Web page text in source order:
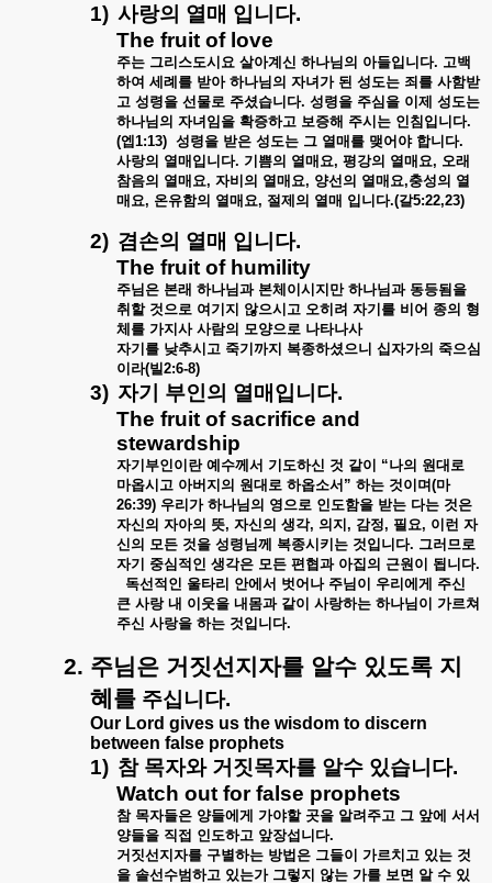
1) 사랑의 열매 입니다.
The fruit of love
주는 그리스도시요 살아계신 하나님의 아들입니다. 고백
하여 세례를 받아 하나님의 자녀가 된 성도는 죄를 사함받
고 성령을 선물로 주셨습니다. 성령을 주심을 이제 성도는
하나님의 자녀임을 확증하고 보증해 주시는 인침입니다.
(엡1:13) 성령을 받은 성도는 그 열매를 맺어야 합니다.
사랑의 열매입니다. 기쁨의 열매요, 평강의 열매요, 오래
참음의 열매요, 자비의 열매요, 양선의 열매요,충성의 열
매요, 온유함의 열매요, 절제의 열매 입니다.(갈5:22,23)
2) 겸손의 열매 입니다.
The fruit of humility
주님은 본래 하나님과 본체이시지만 하나님과 동등됨을
취할 것으로 여기지 않으시고 오히려 자기를 비어 종의 형
체를 가지사 사람의 모양으로 나타나사
자기를 낮추시고 죽기까지 복종하셨으니 십자가의 죽으심
이라(빌2:6-8)
3) 자기 부인의 열매입니다.
The fruit of sacrifice and
stewardship
자기부인이란 예수께서 기도하신 것 같이 “나의 원대로
마옵시고 아버지의 원대로 하옵소서 ” 하는 것이며 (마
26:39) 우리가 하나님의 영으로 인도함을 받는 다는 것은
자신의 자아의 뜻, 자신의 생각, 의지 , 감정, 필요, 이런 자
신의 모든 것을 성령님께 복종시키는 것입니다. 그러므로
자기
중심적인 생각은 모든 편협과 아집의 근원이 됩니다.
독선적인 울타리 안에서 벗어나 주님이 우리에게 주신
큰 사랑 내 이웃을 내몸과 같이 사랑하는 하나님이 가르쳐
주신 사랑을 하는 것입니다.
2. 주님은 거짓선지자를 알수 있도록 지
혜를 주십니다.
Our Lord gives us the wisdom to discern
between false prophets
1) 참 목자와 거짓목자를 알수 있습니다.
Watch out for false prophets
참 목자들은 양들에게 가야할 곳을 알려주고 그 앞에 서서
양들을 직접 인도하고 앞장섭니다.
거짓선지자를 구별하는 방법은 그들이 가르치고 있는 것
을 솔선수범하고 있는가 그렇지 않는 가를 보면 알 수 있